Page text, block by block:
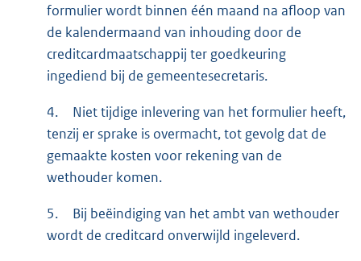
formulier wordt binnen één maand na afloop van
de kalendermaand van inhouding door de
creditcardmaatschappij ter goedkeuring
ingediend bij de gemeentesecretaris.
4.
Niet tijdige inlevering van het formulier heeft,
tenzij er sprake is overmacht, tot gevolg dat de
gemaakte kosten voor rekening van de
wethouder komen.
5.
Bij beëindiging van het ambt van wethouder
wordt de creditcard onverwijld ingeleverd.